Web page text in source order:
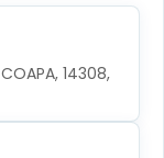
14308,